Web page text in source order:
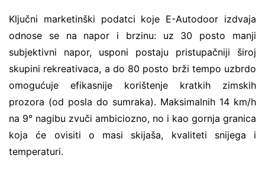
Ključni marketinški podatci koje E-Autodoor izdvaja
odnose se na napor i brzinu: uz 30 posto manji
subjektivni napor, usponi postaju pristupačniji široj
skupini rekreativaca, a do 80 posto brži tempo uzbrdo
omogućuje efikasnije korištenje kratkih zimskih
prozora (od posla do sumraka). Maksimalnih 14 km/h
na 9° nagibu zvuči ambiciozno, no i kao gornja granica
koja će ovisiti o masi skijaša, kvaliteti snijega i
temperaturi.